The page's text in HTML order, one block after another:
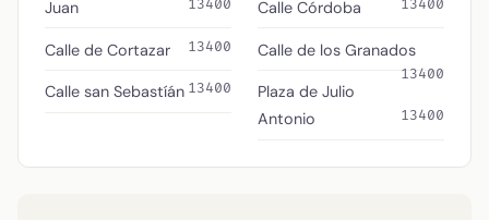
Juan
13400
Calle de Cortazar 13400
Calle san Sebastíán 13400
Calle Córdoba 13400
Calle de los Granados
13400
Plaza de Julio
Antonio
13400